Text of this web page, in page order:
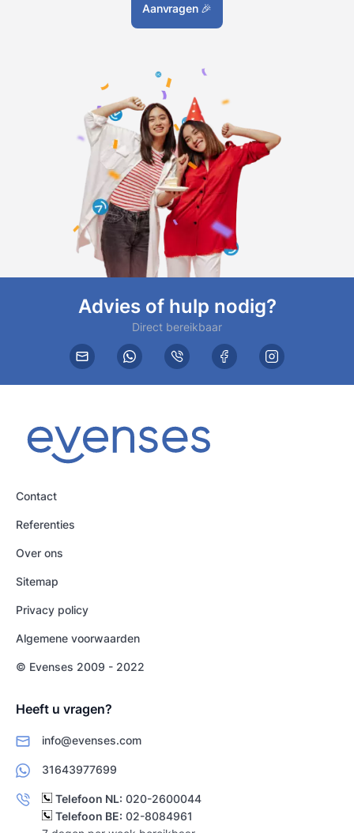
Aanvragen 🎉
Advies of hulp nodig?
Direct bereikbaar
Contact
Referenties
Over ons
Sitemap
Privacy policy
Algemene voorwaarden
© Evenses 2009 - 2022
Heeft u vragen?
info@evenses.com
31643977699
Telefoon NL: 020-2600044
Telefoon BE: 02-8084961